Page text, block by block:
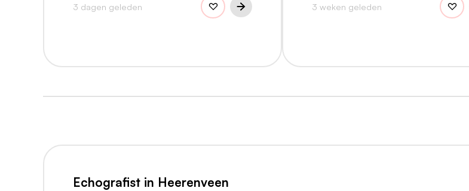
3 dagen geleden 3 weken geleden
Echografist in Heerenveen